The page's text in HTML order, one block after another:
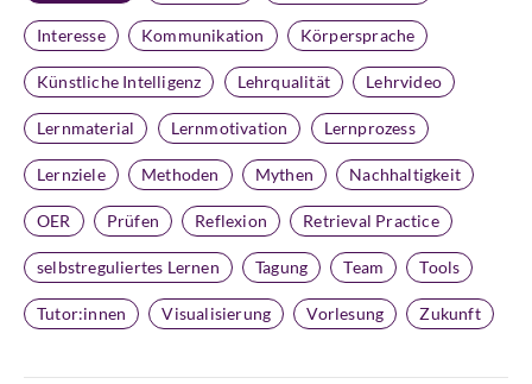
Interesse Kommunikation Körpersprache
Künstliche Intelligenz Lehrqualität Lehrvideo
Lernmaterial Lernmotivation Lernprozess
Lernziele Methoden Mythen Nachhaltigkeit
OER Prüfen Reflexion Retrieval Practice
selbstreguliertes Lernen Tagung Team Tools
Tutor:innen Visualisierung Vorlesung Zukunft